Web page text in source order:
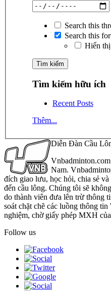
Search this
Search this
Hiển
Tìm kiếm hữu ích
Recent Posts
Thêm...
Diễn Đàn Cầu
Nam.
đích giao lưu, học hỏi, chia sẻ
đến cầu lông. Chúng tôi sẽ
do thành viên đưa lên trừ thông
soát chặt chẽ các luồng thông
nghiệm, chờ giấy phép MXH
Follow us